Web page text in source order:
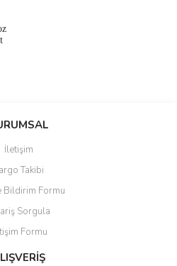
yorumu siz yapın!
veya görüntülenemiyor.
bilgiler bulunuyor.
pahalı.
olmalı.
İletişim
Takibi
Bildirim Formu
Sorgula
Formu